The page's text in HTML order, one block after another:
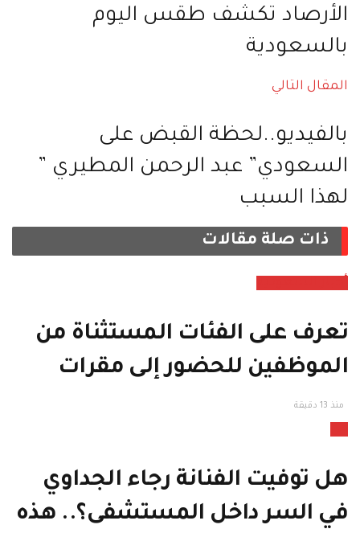
الأرصاد تكشف طقس اليوم
بالسعودية
المقال التالي
بالفيديو..لحظة القبض على
السعودي” عبد الرحمن المطيري ”
لهذا السبب
ذات صلة مقالات
تعرف على الفئات المستثناة من
الموظفين للحضور إلى مقرات
العمل بالسعودية
منذ 13 دقيقة
هل توفيت الفنانة رجاء الجداوي
في السر داخل المستشفى؟.. هذه